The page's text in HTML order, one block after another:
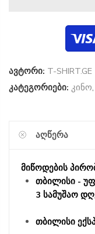
ავტორი: T-SHIRT.GE
კატეგორიები: კინო,
ᲐᲦᲬᲔᲠᲐ
მიწოდების
თბილისი -
3 სამუშაო
თბილისი